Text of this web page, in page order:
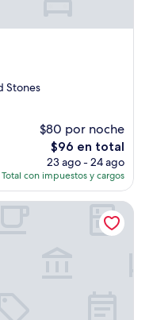
Stones
$80 por noche
El
precio
actual
es
de
$96 en total
23 ago - 24 ago
Total con impuestos y cargos